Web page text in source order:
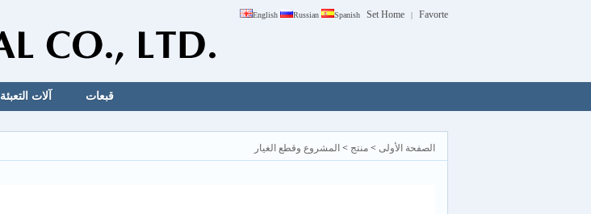
English Russian Spanish Set Home | Favorte
آلات التعبئة قبعات
الصفحة الأولى > منتج > المشروع وقطع الغيار